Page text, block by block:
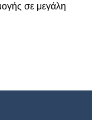
σε μεγάλη